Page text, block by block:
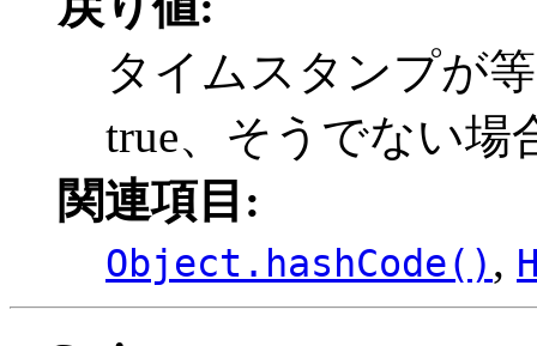
タイムスタンプが
true、そうでない場
関連項目:
Object.hashCode() ,